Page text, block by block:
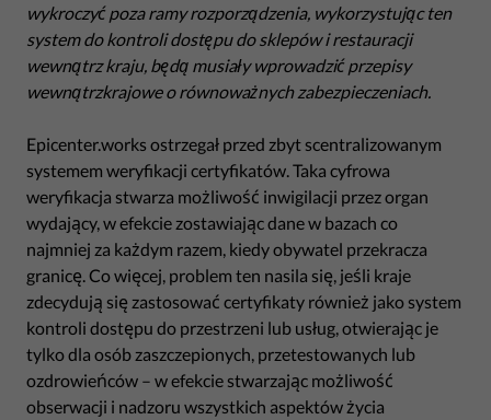
wykroczyć poza ramy rozporządzenia, wykorzystując ten
system do kontroli dostępu do sklepów i restauracji
wewnątrz kraju, będą musiały wprowadzić przepisy
wewnątrzkrajowe o równoważnych zabezpieczeniach.
Epicenter.works ostrzegał przed zbyt scentralizowanym
systemem weryfikacji certyfikatów. Taka cyfrowa
weryfikacja stwarza możliwość inwigilacji przez organ
wydający, w efekcie zostawiając dane w bazach co
najmniej za każdym razem, kiedy obywatel przekracza
granicę. Co więcej, problem ten nasila się, jeśli kraje
zdecydują się zastosować certyfikaty również jako system
kontroli dostępu do przestrzeni lub usług, otwierając je
tylko dla osób zaszczepionych, przetestowanych lub
ozdrowieńców – w efekcie stwarzając możliwość
obserwacji i nadzoru wszystkich aspektów życia